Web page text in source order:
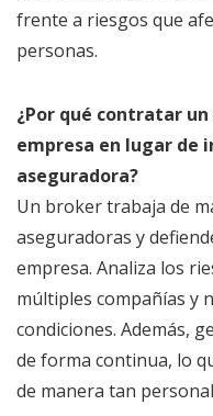
frente a riesgos que
personas.
¿Por qué contratar
empresa en lugar de
aseguradora?
Un broker trabaja de
aseguradoras y
empresa. Analiza los
múltiples compañías y
condiciones. Además,
de forma continua, lo
de manera tan